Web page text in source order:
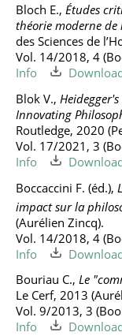
Bloch E., Études
théorie moderne de
des Sciences de
Vol. 14/2018, 4
Info
Blok V.,
Innovating
Routledge, 2020
Vol. 17/2021, 3
Info
Boccaccini F. (éd.),
impact sur la
(Aurélien Zincq).
Vol. 14/2018, 4
Info
Bouriau C., Le
Le Cerf, 2013
Vol. 9/2013, 3
Info